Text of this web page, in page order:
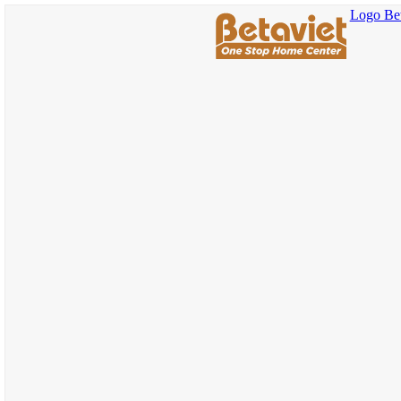
Logo